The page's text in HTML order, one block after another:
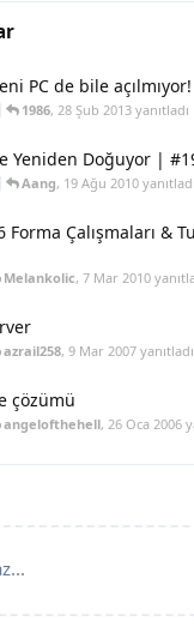
PC de bile açılmıyor!
1986, 28 Şub 2013yanıtladı
Yeniden Doğuyor |
Aang, 19 Ağu 2010yanıtladı
Forma Çalışmaları &
Melankolic, 7 Mar 2010
azrail258, 9 Mar 2007yanıtladı
çözümü
angelofthehell, 26 Oca 2006